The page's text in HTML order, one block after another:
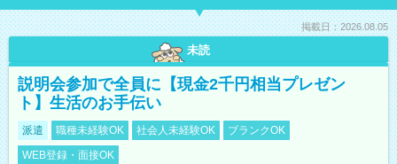
掲載日：2026.08.05
未読
説明会参加で全員に【現金2千円相当プレゼン
ト】生活のお手伝い
派遣 職種未経験OK 社会人未経験OK
ブランクOK
WEB登録・面接OK